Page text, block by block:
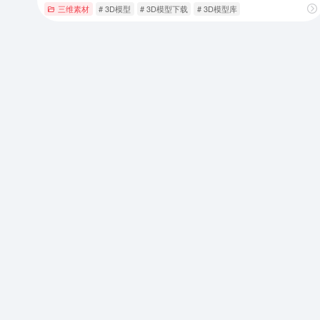
三维素材 # 3D模型 # 3D模型下载 # 3D模型库